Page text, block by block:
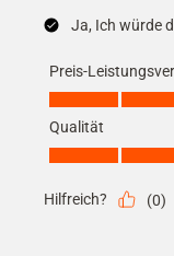
Ja, Ich würde
Preis-
Preis-
Qualität
Qualität, 5.0 von 5
Hilfreich? (0)